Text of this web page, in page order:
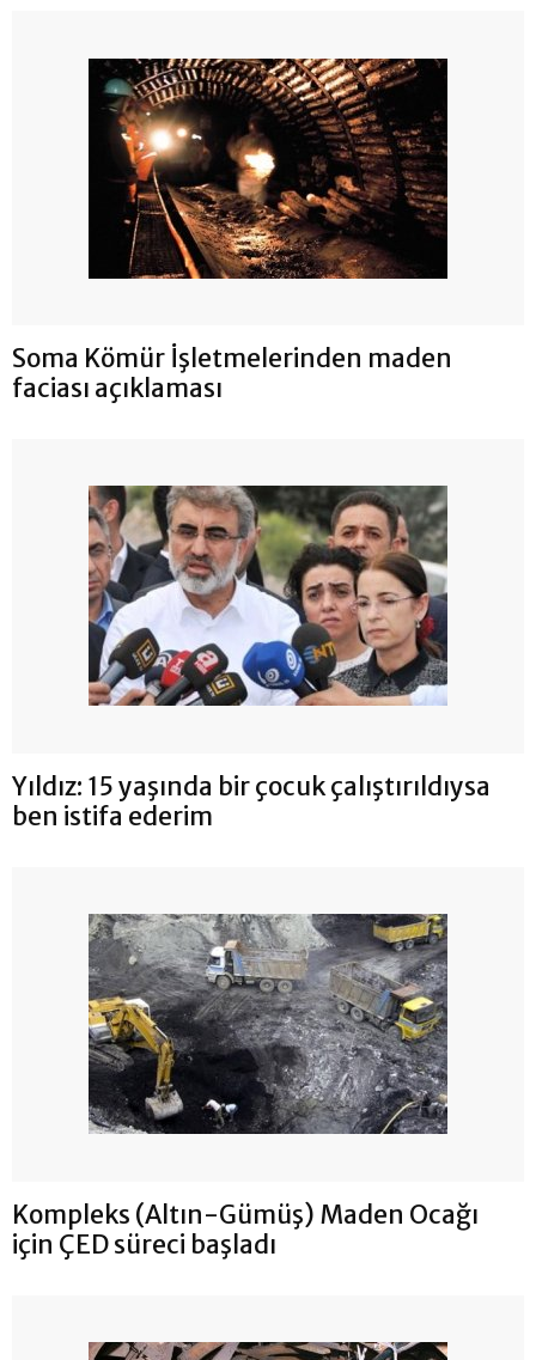
Soma Kömür İşletmelerinden maden
faciası açıklaması
Yıldız: 15 yaşında bir çocuk çalıştırıldıysa
ben istifa ederim
Kompleks (Altın-Gümüş) Maden Ocağı
için ÇED süreci başladı